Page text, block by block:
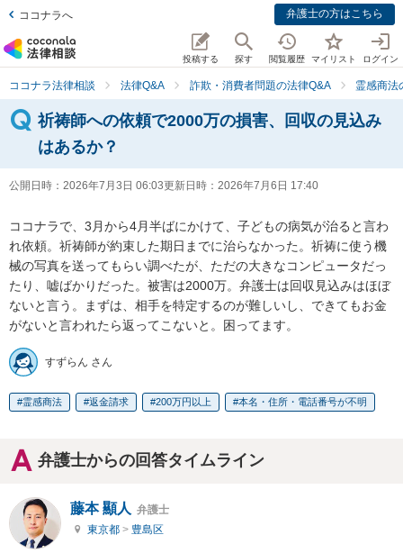
ココナラへ 弁護士の方はこちら
投稿する 探す 閲覧履歴 マイリスト ログイン
ココナラ法律相談 法律Q&A 詐欺・消費者問題の法律Q&A 霊感商法
祈祷師への依頼で2000万の損害、回収の見込み
はあるか？
公開日時： 2026年7月3日 06:03更新日時： 2026年7月6日 17:40
ココナラで、3月から4月半ばにかけて、子どもの病気が治ると言わ
れ依頼。祈祷師が約束した期日までに治らなかった。祈祷に使う機
械の写真を送ってもらい調べたが、ただの大きなコンピュータだっ
たり、嘘ばかりだった。被害は2000万。弁護士は回収見込みはほぼ
ないと言う。まずは、相手を特定するのが難しいし、できてもお金
がないと言われたら返ってこないと。困ってます。
すずらん さん
霊感商法 返金請求 200万円以上 本名・住所・電話番号が不明
弁護士からの回答タイムライン
藤本 顯人 弁護士
東京都 > 豊島区